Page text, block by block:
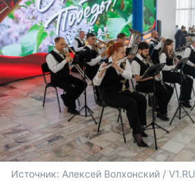
Источник: Алексей Волхонский / V1.RU